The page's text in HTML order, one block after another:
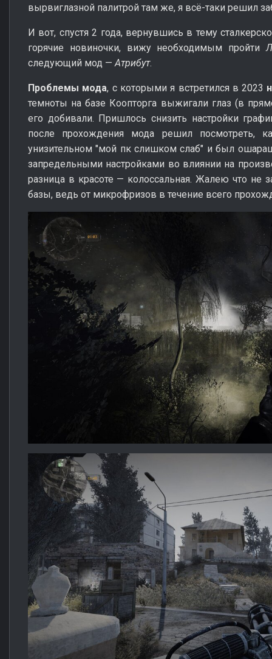
вырвиглазной палитрой там же, я всё-таки решил
И вот, спустя 2 года, вернувшись в тему
горячие новиночки, вижу необходимым пройти
следующий мод —Атрибут.
Проблемы мода, с которыми я встретился в 2023
темноты на базе Коопторга выжигали глаз (в
его добивали. Пришлось снизить настройки
после прохождения мода решил посмотреть,
унизительном "мой пк слишком слаб" и был
запредельными настройками во влиянии на
разница в красоте — колоссальная. Жалею что не
базы, ведь от микрофризов в течение всего